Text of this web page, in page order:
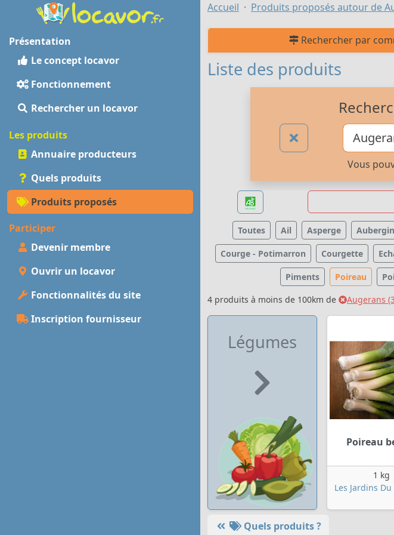
Présentation
Le concept locavor
Fonctionnement
Rechercher un locavor
Les produits
Annuaire producteurs
Quels produits
Produits proposés
Participer
Devenir membre
Ouvrir un locavor
Fonctionnalités du site
Inscription fournisseur
Accueil Produits proposés autour de
Rechercher par
Liste des produits
Vous
Toutes Ail Asperge
Courge - Potimarron Courgette
Piments Poireau
4 produits à moins de 100km de
Augerans
Légumes
Poireau
1 kg
Les Jardins
Quels produits ?